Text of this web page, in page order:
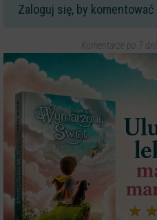
Zaloguj się, by komentować
Komentarze po 7